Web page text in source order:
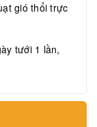
gió thổi trực
tưới 1 lần,